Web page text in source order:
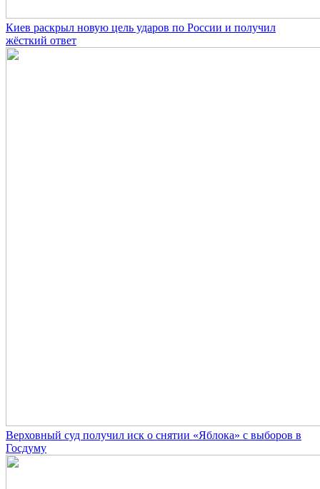
Киев раскрыл новую цель ударов по России и получил
жёсткий ответ
Верховный суд получил иск о снятии «Яблока» с выборов в
Госдуму